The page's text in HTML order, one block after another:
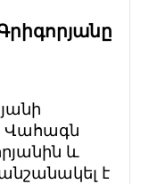
Վահագն
և
է